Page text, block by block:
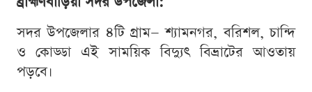
সদর উপজেলার ৪টি গ্রাম— শ্যামনগর, বরিশল, চান্দি
ও কোড্ডা এই সাময়িক বিদ্যুৎ বিভ্রাটের আওতায়
পড়বে।